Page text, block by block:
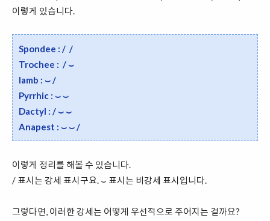
이렇게 있습니다.
Spondee : / /
Trochee : / ⌣
Iamb : ⌣ /
Pyrrhic : ⌣ ⌣
Dactyl : / ⌣ ⌣
Anapest : ⌣ ⌣ /
이렇게 정리를 해볼 수 있습니다.
/ 표시는 강세 표시구요. ⌣ 표시는 비강세 표시입니다.
그렇다면, 이러한 강세는 어떻게 우선적으로 주어지는 걸까요?